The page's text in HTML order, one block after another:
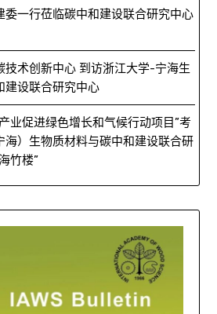
委一行莅临碳中和建设联合研究中心
技术创新中心 到访浙江大学-宁海生
建设联合研究中心
业促进绿色增长和气候行动项目”考
海）生物质材料与碳中和建设联合研
竹楼”